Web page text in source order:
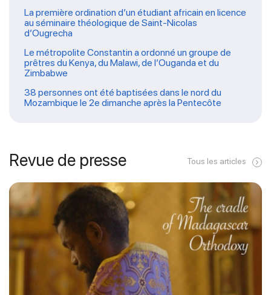
La première ordination d’un étudiant africain en licence
au séminaire théologique de Saint-Nicolas
d’Ougrecha
Le métropolite Constantin a ordonné un groupe de
prêtres du Kenya, du Malawi, de l’Ouganda et du
Zimbabwe
38 personnes ont été baptisées dans le nord du
Mozambique le 2e dimanche après la Pentecôte
Revue de presse Tous les articles